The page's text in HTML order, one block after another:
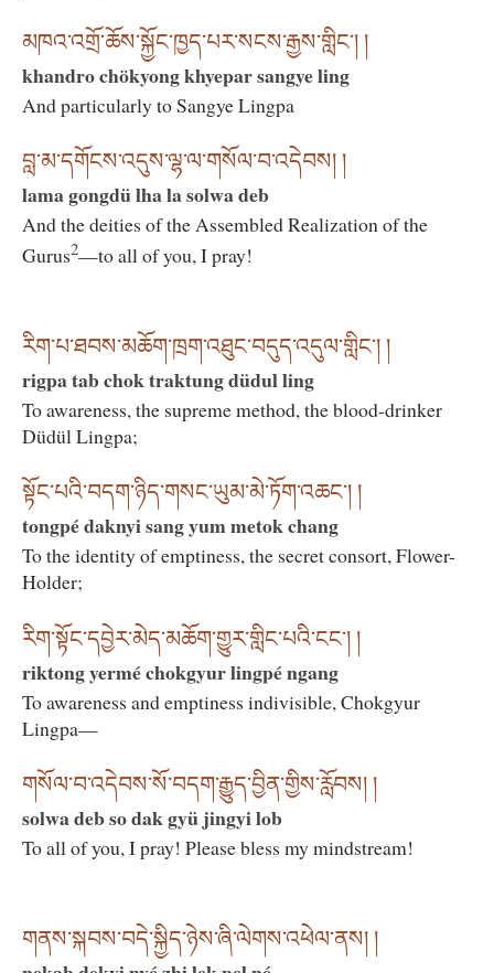
མཁའ་འགྲོ་ཆོས་སྐྱོང་ཁྱད་པར་སངས་རྒྱས་གླིང་། །
khandro chökyong khyepar sangye ling
And particularly to Sangye Lingpa
བླ་མ་དགོངས་འདུས་ལྷ་ལ་གསོལ་བ་འདེབས། །
lama gongdü lha la solwa deb
And the deities of the Assembled Realization of the
Gurus2—to all of you, I pray!
རིག་པ་ཐབས་མཆོག་ཁྲག་འཐུང་བདུད་འདུལ་གླིང་། །
rigpa tab chok traktung düdul ling
To awareness, the supreme method, the blood-drinker
Düdül Lingpa;
སྟོང་པའི་བདག་ཉིད་གསང་ཡུམ་མེ་ཏོག་འཆང་། །
tongpé daknyi sang yum metok chang
To the identity of emptiness, the secret consort, Flower-
Holder;
རིག་སྟོང་དབྱེར་མེད་མཆོག་གྱུར་གླིང་པའི་ངང་། །
riktong yermé chokgyur lingpé ngang
To awareness and emptiness indivisible, Chokgyur
Lingpa—
གསོལ་བ་འདེབས་སོ་བདག་རྒྱུད་བྱིན་གྱིས་རློབས། །
solwa deb so dak gyü jingyi lob
To all of you, I pray! Please bless my mindstream!
གནས་སྐབས་བདེ་སྐྱིད་ཉེས་ཞི་ལེགས་འཕེལ་ནས། །